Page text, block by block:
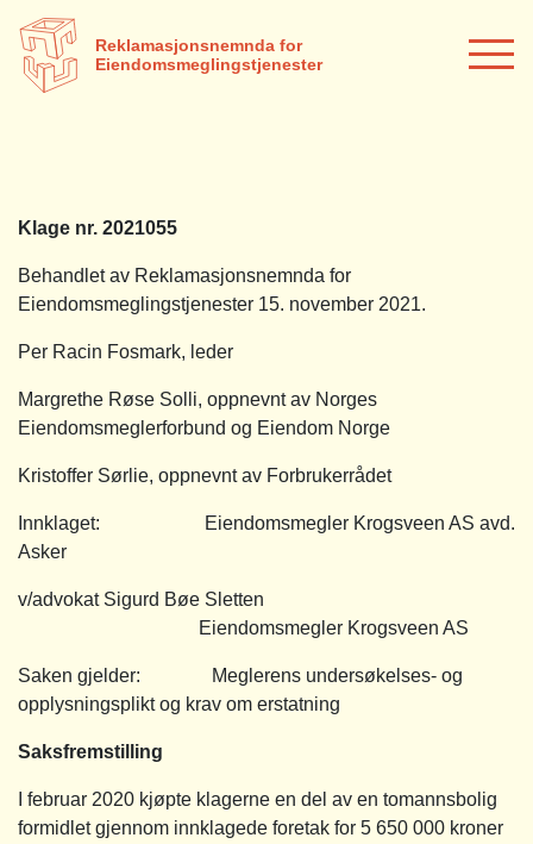
Reklamasjonsnemnda for
Eiendomsmeglingstjenester
Klage nr. 2021055
Behandlet av Reklamasjonsnemnda for
Eiendomsmeglingstjenester 15. november 2021.
Per Racin Fosmark, leder
Margrethe Røse Solli, oppnevnt av Norges
Eiendomsmeglerforbund og Eiendom Norge
Kristoffer Sørlie, oppnevnt av Forbrukerrådet
Innklaget: Eiendomsmegler Krogsveen AS avd.
Asker
v/advokat Sigurd Bøe Sletten
Eiendomsmegler Krogsveen AS
Saken gjelder: Meglerens undersøkelses- og
opplysningsplikt og krav om erstatning
Saksfremstilling
I februar 2020 kjøpte klagerne en del av en tomannsbolig
formidlet gjennom innklagede foretak for 5 650 000 kroner